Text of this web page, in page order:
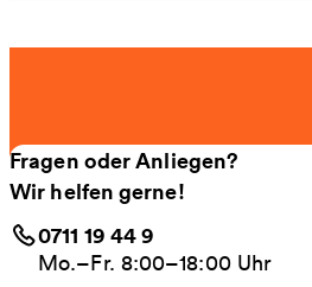
Fragen oder Anliegen?
Wir helfen gerne!
0711 19 44 9
Mo.–Fr. 8:00–18:00 Uhr